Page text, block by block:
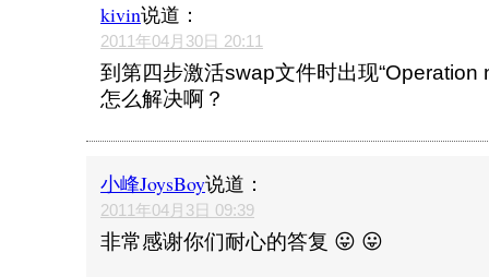
kivin说道：
2011年04月30日 20:11
到第四步激活swap文件时出现“Operation
怎么解决啊？
小峰JoysBoy说道：
2011年04月3日 09:39
非常感谢你们耐心的答复 😛 😛